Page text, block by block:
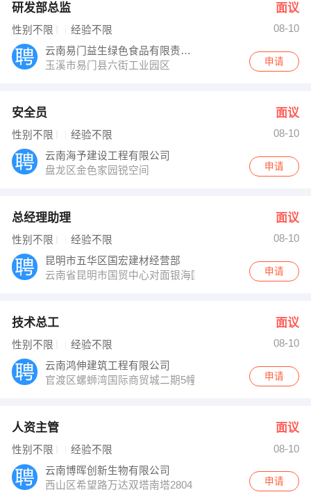
研发部总监 面议
性别不限 经验不限
08-10
云南易门益生绿色食品有限责任公司
玉溪市易门县六街工业园区
申请
安全员 面议
性别不限 经验不限
08-10
云南海予建设工程有限公司
盘龙区金色家园锐空间
申请
总经理助理 面议
性别不限 经验不限
08-10
昆明市五华区国宏建材经营部
云南省昆明市国贸中心对面银海国贸花园
申请
技术总工 面议
性别不限 经验不限
08-10
云南鸿伸建筑工程有限公司
官渡区螺蛳湾国际商贸城二期5幢11层1110号
申请
人资主管 面议
性别不限 经验不限
08-10
云南博晖创新生物有限公司
西山区希望路万达双塔南塔2804
申请